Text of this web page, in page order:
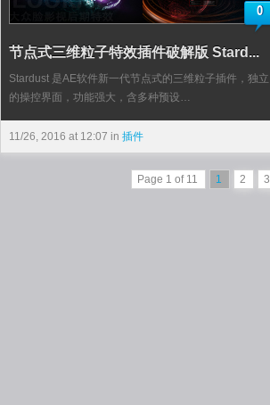
0
节点式三维粒子特效插件破解版 Stard...
Stardust 是AE软件新一代节点式的三维粒子插件，独立
的操控界面，功能强大，含多种预设…
11/26, 2016 at 12:07 in 插件
Page 1 of 11 1 2 3